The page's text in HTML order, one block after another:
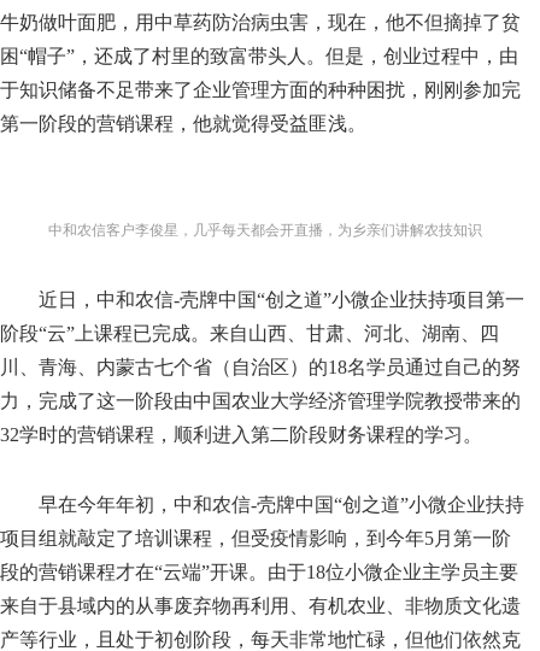
牛奶做叶面肥，用中草药防治病虫害，现在，他不但摘掉了贫
困“帽子”，还成了村里的致富带头人。但是，创业过程中，由
于知识储备不足带来了企业管理方面的种种困扰，刚刚参加完
第一阶段的营销课程，他就觉得受益匪浅。
中和农信客户李俊星，几乎每天都会开直播，为乡亲们讲解农技知识
近日，中和农信-壳牌中国“创之道”小微企业扶持项目第一
阶段“云”上课程已完成。来自山西、甘肃、河北、湖南、四
川、青海、内蒙古七个省（自治区）的18名学员通过自己的努
力，完成了这一阶段由中国农业大学经济管理学院教授带来的
32学时的营销课程，顺利进入第二阶段财务课程的学习。
早在今年年初，中和农信-壳牌中国“创之道”小微企业扶持
项目组就敲定了培训课程，但受疫情影响，到今年5月第一阶
段的营销课程才在“云端”开课。由于18位小微企业主学员主要
来自于县域内的从事废弃物再利用、有机农业、非物质文化遗
产等行业，且处于初创阶段，每天非常地忙碌，但他们依然克